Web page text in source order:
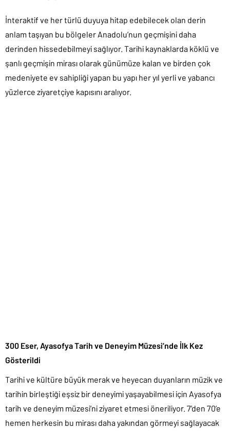
İnteraktif ve her türlü duyuya hitap edebilecek olan derin
anlam taşıyan bu bölgeler Anadolu’nun geçmişini daha
derinden hissedebilmeyi sağlıyor. Tarihi kaynaklarda köklü ve
şanlı geçmişin mirası olarak günümüze kalan ve birden çok
medeniyete ev sahipliği yapan bu yapı her yıl yerli ve yabancı
yüzlerce ziyaretçiye kapısını aralıyor.
300 Eser, Ayasofya Tarih ve Deneyim Müzesi’nde İlk Kez
Gösterildi
Tarihi ve kültüre büyük merak ve heyecan duyanların müzik ve
tarihin birleştiği eşsiz bir deneyimi yaşayabilmesi için Ayasofya
tarih ve deneyim müzesi’ni ziyaret etmesi öneriliyor. 7’den 70’e
hemen herkesin bu mirası daha yakından görmeyi sağlayacak